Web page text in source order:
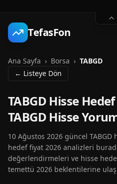
TefasFon
Ana Sayfa › Borsa › TABGD
← Listeye Dön
TABGD Hisse
TABGD Hisse
10 Ağustos 2026 güncel TABGD
hedef fiyat 2026 analizleri
değerlendirmeleri ve hisse
temettü 2026 beklentilerine